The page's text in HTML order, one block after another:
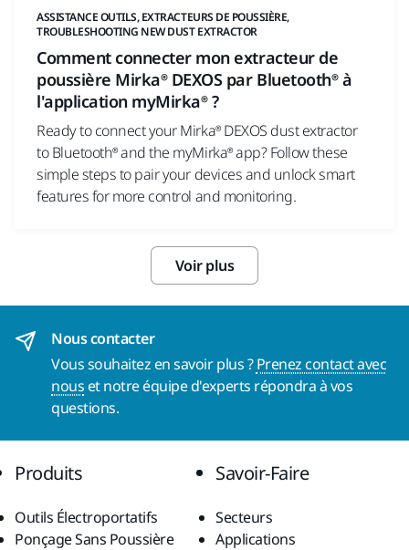
ASSISTANCE OUTILS, EXTRACTEURS DE POUSSIÈRE,
TROUBLESHOOTING NEW DUST EXTRACTOR
Comment connecter mon extracteur de
poussière Mirka® DEXOS par Bluetooth® à
l'application myMirka® ?
Ready to connect your Mirka® DEXOS dust extractor
to Bluetooth® and the myMirka® app? Follow these
simple steps to pair your devices and unlock smart
features for more control and monitoring.
Voir plus
Nous contacter
Vous souhaitez en savoir plus ?Prenez contact avec
nous et notre équipe d'experts répondra à vos
questions.
Produits
Outils Électroportatifs
Ponçage Sans Poussière
Savoir-Faire
Secteurs
Applications